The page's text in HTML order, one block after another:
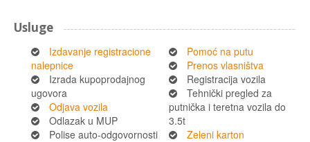
Usluge
Izdavanje registracione
nalepnice
Izrada kupoprodajnog
ugovora
Odjava vozila
Odlazak u MUP
Polise auto-odgovornosti
Pomoć na putu
Prenos vlasništva
Registracija vozila
Tehnički pregled za
putnička i teretna vozila do
3.5t
Zeleni karton